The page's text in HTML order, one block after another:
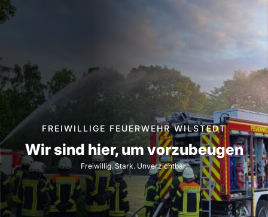
a
FREIWILLIGE FEUERWEHR WILSTEDT
Wir sind hier, um vorzubeugen
Freiwillig. Stark. Unverzichtbar.